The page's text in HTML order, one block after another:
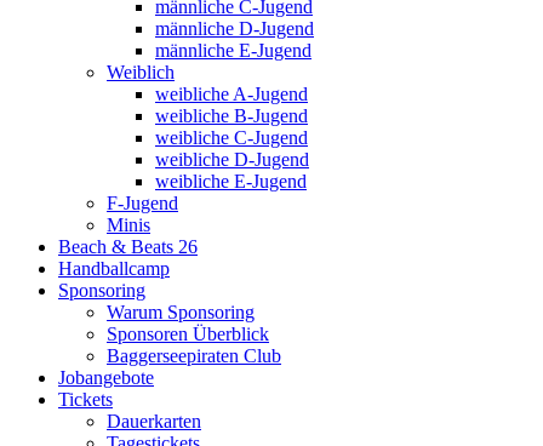
männliche C-Jugend
männliche D-Jugend
männliche E-Jugend
Weiblich
weibliche A-Jugend
weibliche B-Jugend
weibliche C-Jugend
weibliche D-Jugend
weibliche E-Jugend
F-Jugend
Minis
Beach & Beats 26
Handballcamp
Sponsoring
Warum Sponsoring
Sponsoren Überblick
Baggerseepiraten Club
Jobangebote
Tickets
Dauerkarten